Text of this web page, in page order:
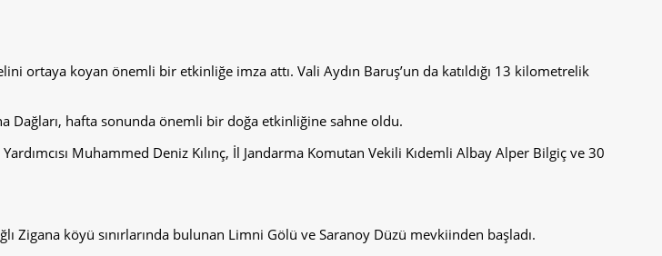
ortaya koyan önemli bir etkinliğe imza attı. Vali Aydın Baruş’un da katıldığı 13 kilometrelik
Dağları, hafta sonunda önemli bir doğa etkinliğine sahne oldu.
Muhammed Deniz Kılınç, İl Jandarma Komutan Vekili Kıdemli Albay Alper Bilgiç ve 30
köyü sınırlarında bulunan Limni Gölü ve Saranoy Düzü mevkiinden başladı.